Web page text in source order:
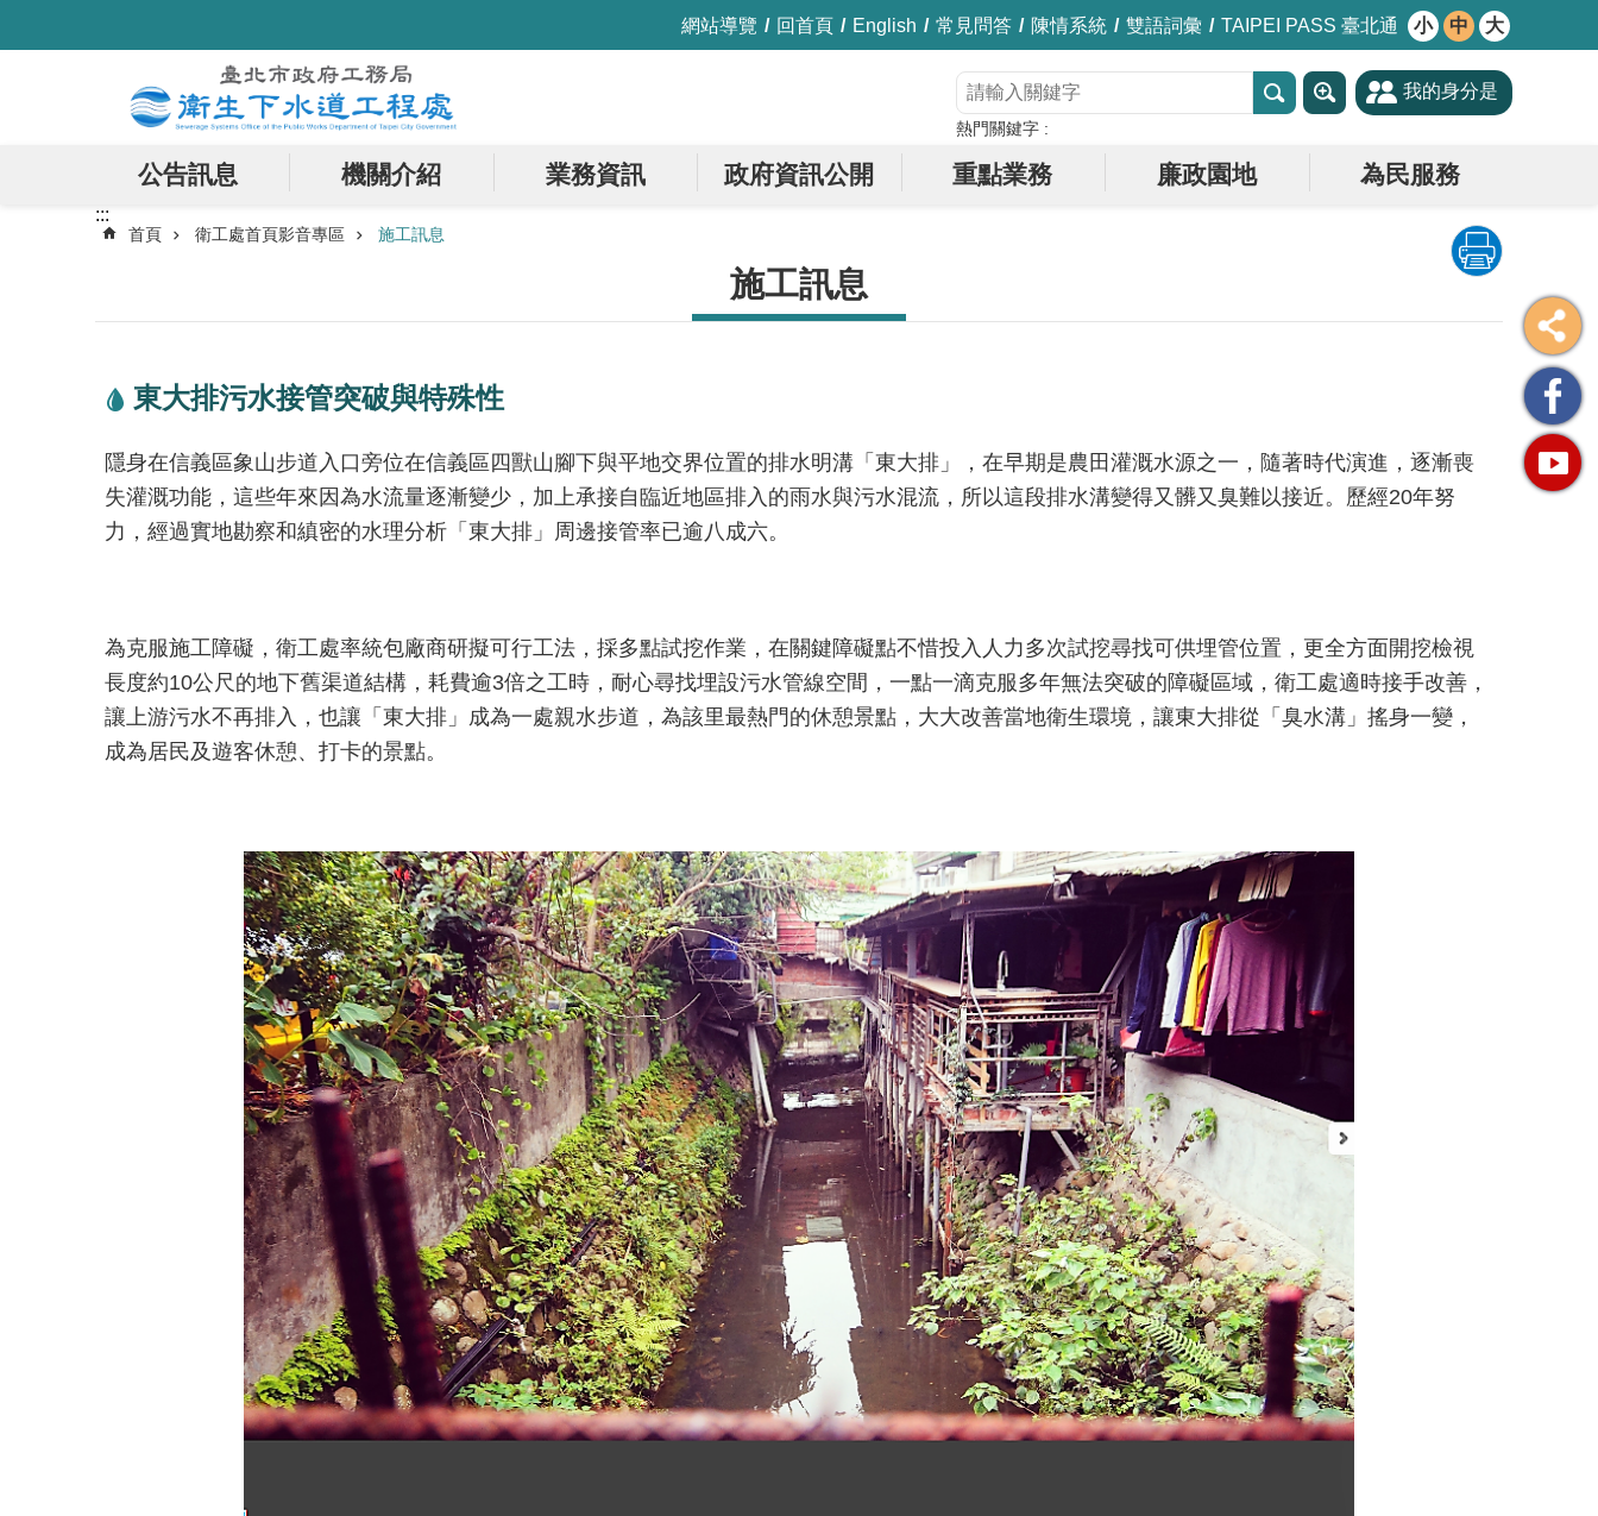
網站導覽 回首頁 English 常見問答 陳情系統 雙語詞彙 TAIPEI PASS 臺北通 小 中 大
熱門關鍵字
我的身分是
公告訊息 機關介紹 業務資訊 政府資訊公開 重點業務 廉政園地 為民服務
:::
首頁 衛工處首頁影音專區 施工訊息
施工訊息
東大排污水接管突破與特殊性
隱身在信義區象山步道入口旁位在信義區四獸山腳下與平地交界位置的排水明溝「東大排」，在早期是農田灌溉水源之一，隨著時代演進，逐漸喪
失灌溉功能，這些年來因為水流量逐漸變少，加上承接自臨近地區排入的雨水與污水混流，所以這段排水溝變得又髒又臭難以接近。歷經20年努
力，經過實地勘察和縝密的水理分析「東大排」周邊接管率已逾八成六。
為克服施工障礙，衛工處率統包廠商研擬可行工法，採多點試挖作業，在關鍵障礙點不惜投入人力多次試挖尋找可供埋管位置，更全方面開挖檢視
長度約10公尺的地下舊渠道結構，耗費逾3倍之工時，耐心尋找埋設污水管線空間，一點一滴克服多年無法突破的障礙區域，衛工處適時接手改善，
讓上游污水不再排入，也讓「東大排」成為一處親水步道，為該里最熱門的休憩景點，大大改善當地衛生環境，讓東大排從「臭水溝」搖身一變，
成為居民及遊客休憩、打卡的景點。